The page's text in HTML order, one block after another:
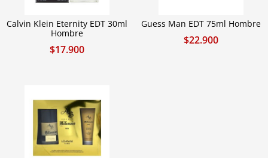
Calvin Klein Eternity EDT 30ml
Hombre
$17.900
Guess Man EDT 75ml Hombre
$22.900